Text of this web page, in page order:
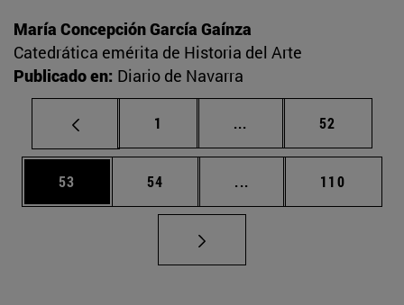
María Concepción García Gaínza
Catedrática emérita de Historia del Arte
Publicado en: Diario de Navarra
Página
1 ... Páginas intermedias
Página
52
Página
53 Página
54 ... Páginas intermedias
Página
110